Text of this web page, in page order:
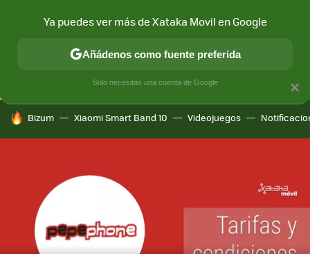
CONECTIVIDAD MÓVIL Y SOCIEDAD APLICACIONES
HOY SE HABLA DE
Bizum Xiaomi Smart Band 10 Videojuegos
×
Ya puedes ver más de Xataka Movil en Google
Añádenos como fuente preferida
Solo necesitas una cuenta de Google